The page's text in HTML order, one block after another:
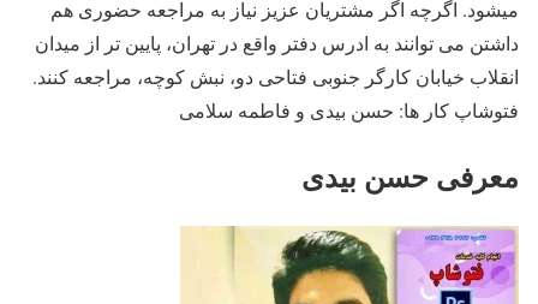
میشود. اگرچه اگر مشتریان عزیز نیاز به مراجعه حضوری هم
داشتن می توانند به ادرس دفتر واقع در تهران، پایین تر از میدان
انقلاب خیابان کارگر جنوبی فتاحی دو، نبش کوچه، مراجعه کنند.
فتوشاپ کار ها: حسن بیدی و فاطمه سلامی
معرفی حسن بیدی